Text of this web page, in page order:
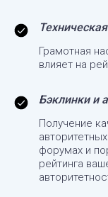
Грамотная
влияет на
Бэклинки и
Получение
форумах и
рейтинга